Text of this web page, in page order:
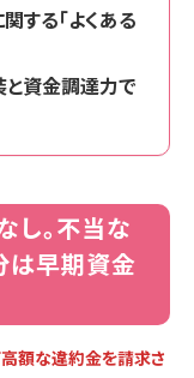
する「よくある
と資金調達力で
し。不当な
は早期資金
額な違約金を請求さ